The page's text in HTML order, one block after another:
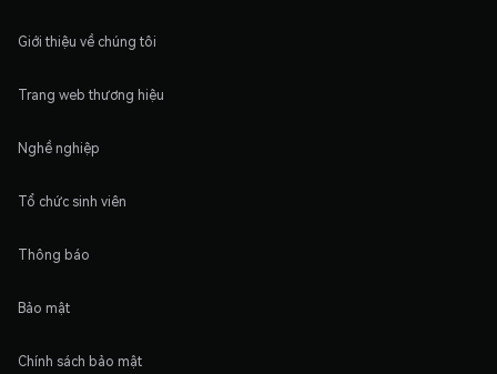
Giới thiệu về chúng tôi
Trang web thương hiệu
Nghề nghiệp
Tổ chức sinh viên
Thông báo
Bảo mật
Chính sách bảo mật